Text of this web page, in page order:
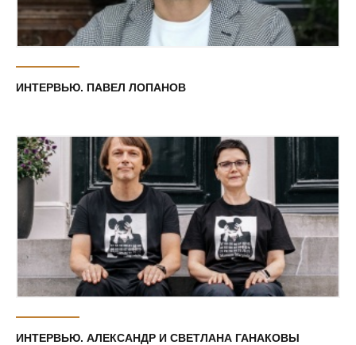
ИНТЕРВЬЮ. ПАВЕЛ ЛОПАНОВ
ИНТЕРВЬЮ. АЛЕКСАНДР И СВЕТЛАНА ГАНАКОВЫ